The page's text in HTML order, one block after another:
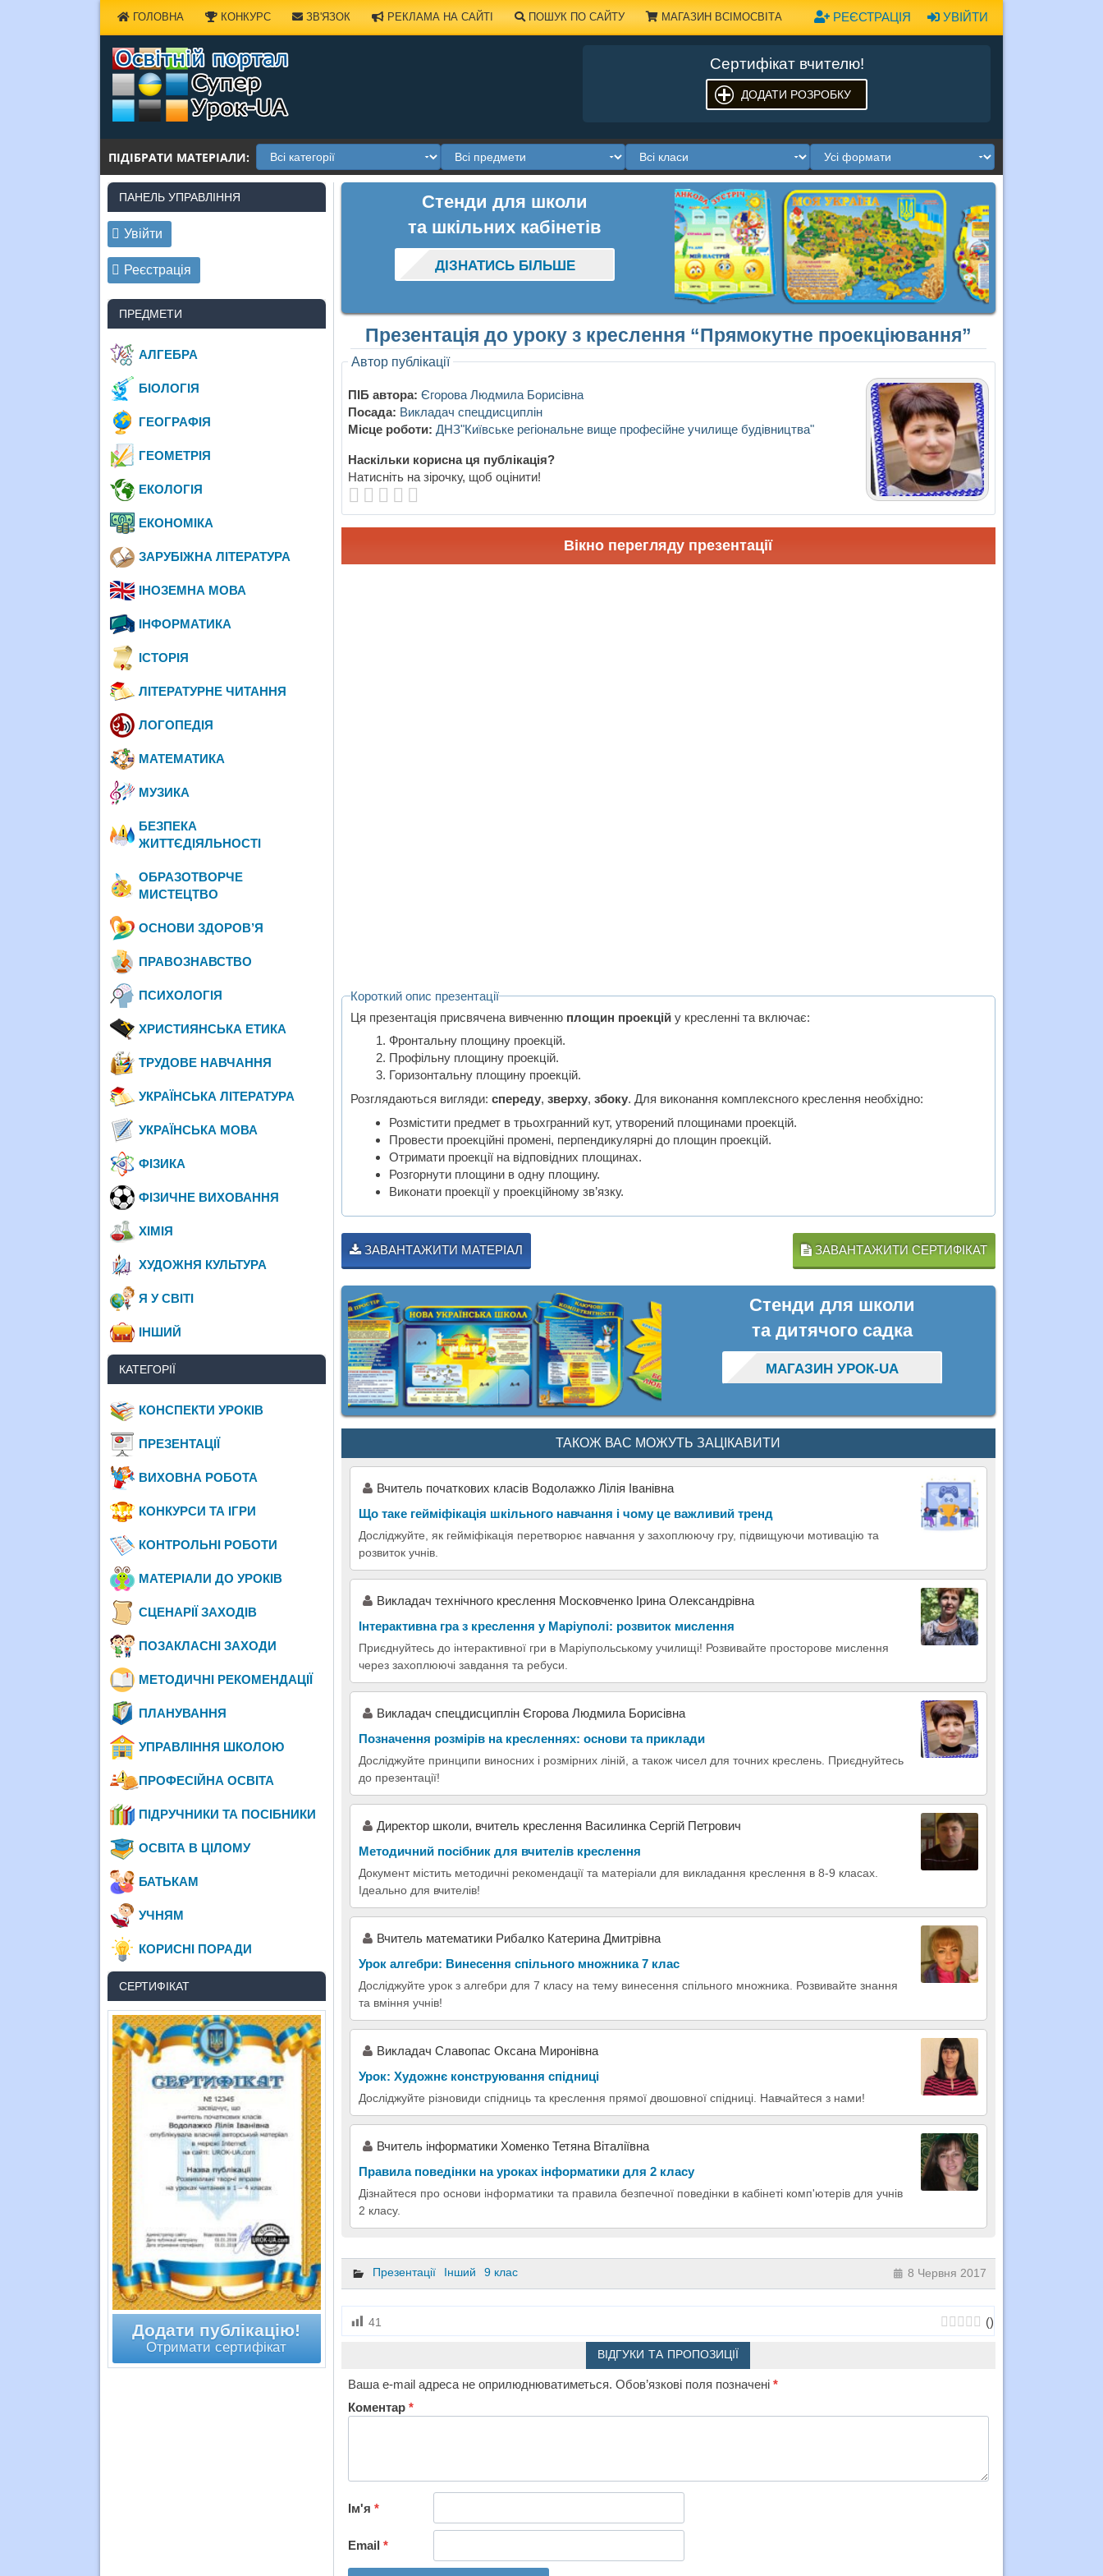
УВІЙТИ
РЕЄСТРАЦІЯ
ГОЛОВНА КОНКУРС ЗВ'ЯЗОК РЕКЛАМА НА САЙТІ ПОШУК ПО САЙТУ МАГАЗИН ВСІМОСВІТА
Сертифікат вчителю!
ДОДАТИ РОЗРОБКУ
ПІДІБРАТИ МАТЕРІАЛИ:
Стенди для школи
та шкільних кабінетів
ДІЗНАТИСЬ БІЛЬШЕ
Презентація до уроку з креслення “Прямокутне проекціювання”
Автор публікації
ПІБ автора: Єгорова Людмила Борисівна
Посада: Викладач спецдисциплін
Місце роботи: ДНЗ"Київське регіональне вище професійне училище будівництва"
Наскільки корисна ця публікація?
Натисніть на зірочку, щоб оцінити!
Вікно перегляду презентації
Короткий опис презентації
Ця презентація присвячена вивченню площин проекційу кресленні та включає:
Фронтальну площину проекцій.
Профільну площину проекцій.
Горизонтальну площину проекцій.
Розглядаються вигляди: спереду, зверху, збоку. Для виконання комплексного креслення необхідно:
Розмістити предмет в трьохгранний кут, утворений площинами проекцій.
Провести проекційні промені, перпендикулярні до площин проекцій.
Отримати проекції на відповідних площинах.
Розгорнути площини в одну площину.
Виконати проекції у проекційному зв’язку.
ЗАВАНТАЖИТИ МАТЕРІАЛ ЗАВАНТАЖИТИ СЕРТИФІКАТ
Стенди для школи
та дитячого садка
МАГАЗИН УРОК-UA
ТАКОЖ ВАС МОЖУТЬ ЗАЦІКАВИТИ
Вчитель початкових класів Водолажко Лілія Іванівна
Що таке гейміфікація шкільного навчання і чому це важливий тренд
Досліджуйте, як гейміфікація перетворює навчання у захоплюючу гру, підвищуючи мотивацію та
розвиток учнів.
Викладач технічного креслення Московченко Ірина Олександрівна
Інтерактивна гра з креслення у Маріуполі: розвиток мислення
Приєднуйтесь до інтерактивної гри в Маріупольському училищі! Розвивайте просторове мислення
через захоплюючі завдання та ребуси.
Викладач спецдисциплін Єгорова Людмила Борисівна
Позначення розмірів на кресленнях: основи та приклади
Досліджуйте принципи виносних і розмірних ліній, а також чисел для точних креслень. Приєднуйтесь
до презентації!
Директор школи, вчитель креслення Василинка Сергій Петрович
Методичний посібник для вчителів креслення
Документ містить методичні рекомендації та матеріали для викладання креслення в 8-9 класах.
Ідеально для вчителів!
Вчитель математики Рибалко Катерина Дмитрівна
Урок алгебри: Винесення спільного множника 7 клас
Досліджуйте урок з алгебри для 7 класу на тему винесення спільного множника. Розвивайте знання
та вміння учнів!
Викладач Славопас Оксана Миронівна
Урок: Художнє конструювання спідниці
Досліджуйте різновиди спідниць та креслення прямої двошовної спідниці. Навчайтеся з нами!
Вчитель інформатики Хоменко Тетяна Віталіївна
Правила поведінки на уроках інформатики для 2 класу
Дізнайтеся про основи інформатики та правила безпечної поведінки в кабінеті комп'ютерів для учнів
2 класу.
Презентації Інший 9 клас 8 Червня 2017
41 ()
ВІДГУКИ ТА ПРОПОЗИЦІЇ
Ваша e-mail адреса не оприлюднюватиметься. Обов’язкові поля позначені *
Коментар *
Ім'я *
Email *
ПАНЕЛЬ УПРАВЛІННЯ
Увійти
Реєстрація
ПРЕДМЕТИ
АЛГЕБРА
БІОЛОГІЯ
ГЕОГРАФІЯ
ГЕОМЕТРІЯ
ЕКОЛОГІЯ
ЕКОНОМІКА
ЗАРУБІЖНА ЛІТЕРАТУРА
ІНОЗЕМНА МОВА
ІНФОРМАТИКА
ІСТОРІЯ
ЛІТЕРАТУРНЕ ЧИТАННЯ
ЛОГОПЕДІЯ
МАТЕМАТИКА
МУЗИКА
БЕЗПЕКА
ЖИТТЄДІЯЛЬНОСТІ
ОБРАЗОТВОРЧЕ
МИСТЕЦТВО
ОСНОВИ ЗДОРОВ’Я
ПРАВОЗНАВСТВО
ПСИХОЛОГІЯ
ХРИСТИЯНСЬКА ЕТИКА
ТРУДОВЕ НАВЧАННЯ
УКРАЇНСЬКА ЛІТЕРАТУРА
УКРАЇНСЬКА МОВА
ФІЗИКА
ФІЗИЧНЕ ВИХОВАННЯ
ХІМІЯ
ХУДОЖНЯ КУЛЬТУРА
Я У СВІТІ
ІНШИЙ
КАТЕГОРІЇ
КОНСПЕКТИ УРОКІВ
ПРЕЗЕНТАЦІЇ
ВИХОВНА РОБОТА
КОНКУРСИ ТА ІГРИ
КОНТРОЛЬНІ РОБОТИ
МАТЕРІАЛИ ДО УРОКІВ
СЦЕНАРІЇ ЗАХОДІВ
ПОЗАКЛАСНІ ЗАХОДИ
МЕТОДИЧНІ РЕКОМЕНДАЦІЇ
ПЛАНУВАННЯ
УПРАВЛІННЯ ШКОЛОЮ
ПРОФЕСІЙНА ОСВІТА
ПІДРУЧНИКИ ТА ПОСІБНИКИ
ОСВІТА В ЦІЛОМУ
БАТЬКАМ
УЧНЯМ
КОРИСНІ ПОРАДИ
СЕРТИФІКАТ
Додати публікацію!
Отримати сертифікат